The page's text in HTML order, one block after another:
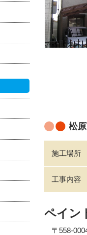
松
施工場所
工事内容
ペイン
〒558-